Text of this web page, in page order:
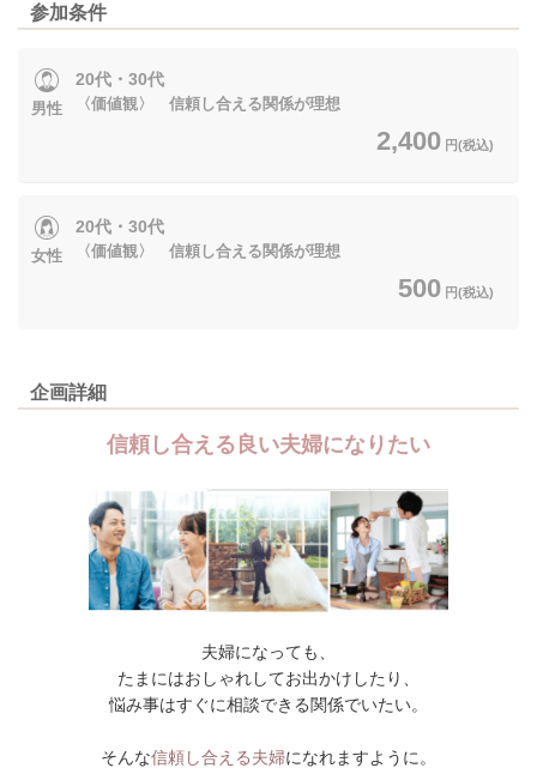
参加条件
男性
20代・30代
〈価値観〉 信頼し合える関係が理想
2,400 円(税込)
女性
20代・30代
〈価値観〉 信頼し合える関係が理想
500 円(税込)
企画詳細
信頼し合える良い夫婦になりたい
夫婦になっても、
たまにはおしゃれしてお出かけしたり、
悩み事はすぐに相談できる関係でいたい。
そんな信頼し合える夫婦になれますように。